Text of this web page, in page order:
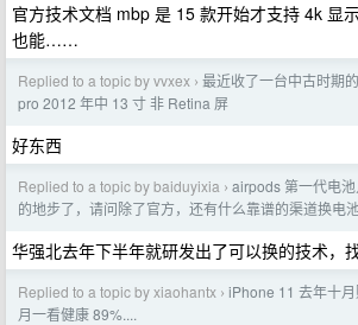
官方技术文档 mbp 是 15 款开始才支持 4k 显
也能……
Replied to a topic by vvxex › 最近收了一台中古时期
pro 2012 年中 13 寸 非 Retina 屏
好东西
Replied to a topic by baiduyixia › airpods 第一代电
的地步了，请问除了官方，还有什么靠谱的渠道换电池
华强北去年下半年就研发出了可以换的技术，
Replied to a topic by xiaohantx › iPhone 11 去年十
月一看健康 89%....